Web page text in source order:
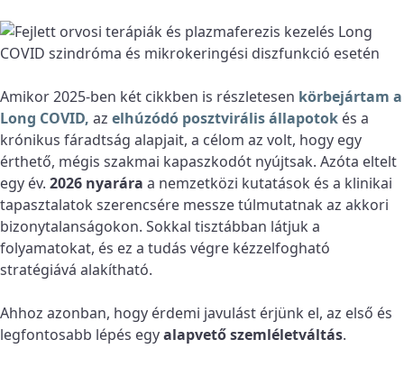
Amikor 2025-ben két cikkben is részletesen körbejártam a
Long COVID, az elhúzódó posztvirális állapotok és a
krónikus fáradtság alapjait, a célom az volt, hogy egy
érthető, mégis szakmai kapaszkodót nyújtsak. Azóta eltelt
egy év. 2026 nyarára a nemzetközi kutatások és a klinikai
tapasztalatok szerencsére messze túlmutatnak az akkori
bizonytalanságokon. Sokkal tisztábban látjuk a
folyamatokat, és ez a tudás végre kézzelfogható
stratégiává alakítható.
Ahhoz azonban, hogy érdemi javulást érjünk el, az első és
legfontosabb lépés egyalapvető szemléletváltás.